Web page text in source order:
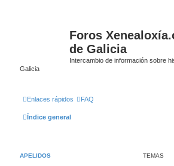
Foros
de Galicia
Intercambio de información sobre
Galicia
Enlaces rápidos FAQ
Índice general
APELIDOS TEMAS